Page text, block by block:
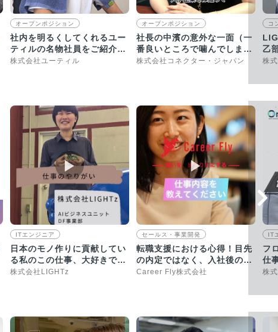
オープンポジション
社内を明るくしてくれるユー
ティルの名物社員をご紹介！
｜求人動画インタビュー
株式会社ユーティル
オープンポジション
社長の中濱の意外な一面（一
番良いところで噛んでしまっ
た…）／【採用動画】
株式会社コネクター・ジャパン
コ
乙
笑
株
▶︎
ITエンジニア
日本のモノ作りに貢献してい
る私のこの仕事、大好きで
す！【採用動画】
株式会社LIGHTz
▶︎
セールス・事業開発
転職支援における心得！目先
の内定ではなく、入社後の活
躍がゴール
Career Fly株式会社
IT
フ
仕
開
株